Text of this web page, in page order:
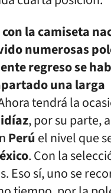
con la camiseta
numerosas
regreso se
una larga
tendrá la
, por su parte,
Perú el nivel que
. Con la
Eso sí, uno se